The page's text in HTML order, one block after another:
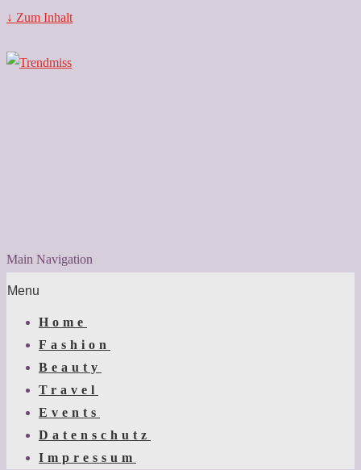
↓ Zum Inhalt
Main Navigation
Menu
Home
Fashion
Beauty
Travel
Events
Datenschutz
Impressum